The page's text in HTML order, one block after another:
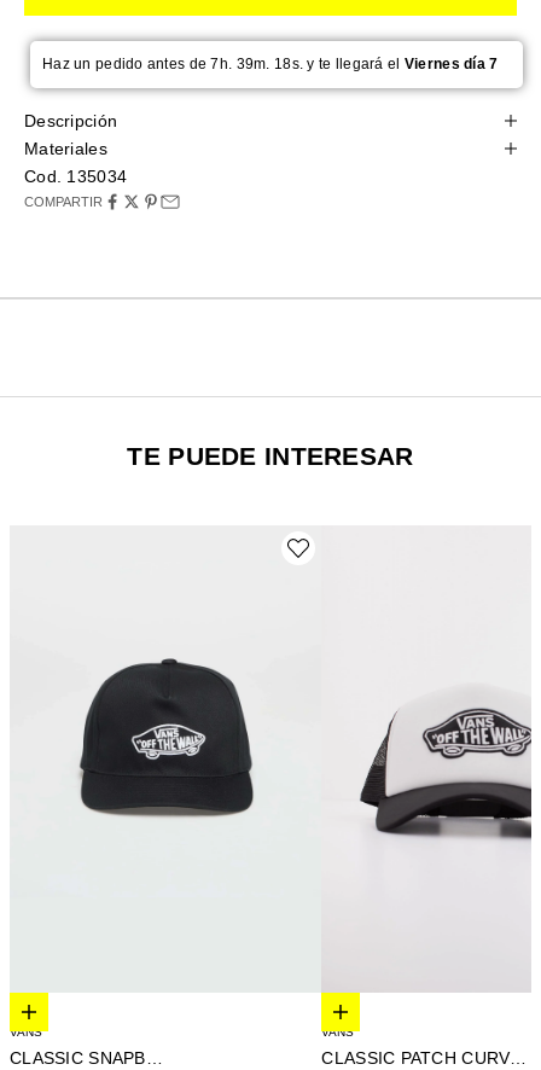
Haz un pedido antes de 7h. 39m. 17s. y te llegará el Viernes día 7
Descripción
Materiales
Cod. 135034
COMPARTIR
TE PUEDE INTERESAR
Elige opciones
VANS
CLASSIC SNAPBACK
Elige opciones
VANS
CLASSIC PATCH CURVED B